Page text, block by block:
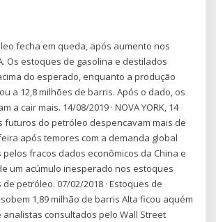
fecha em queda, após aumento nos
Os estoques de gasolina e destilados
do esperado, enquanto a produção
a 12,8 milhões de barris. Após o dado, os
a cair mais. 14/08/2019 · NOVA YORK, 14
futuros do petróleo despencavam mais de
após temores com a demanda global
fracos dados econômicos da China e
um acúmulo inesperado nos estoques
petróleo. 07/02/2018 · Estoques de
1,89 milhão de barris Alta ficou aquém
analistas consultados pelo Wall Street